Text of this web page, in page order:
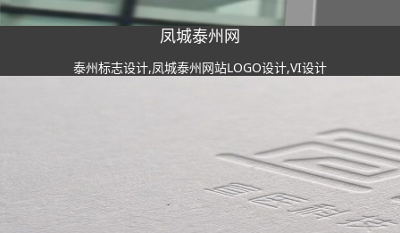
凤城泰州网
泰州标志设计,凤城泰州网站LOGO设计,VI设计